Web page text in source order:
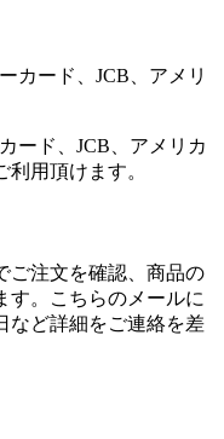
ード、JCB、アメリカ
用頂けます。
ご注文を確認、商品の
す。こちらのメールに
など詳細をご連絡を差